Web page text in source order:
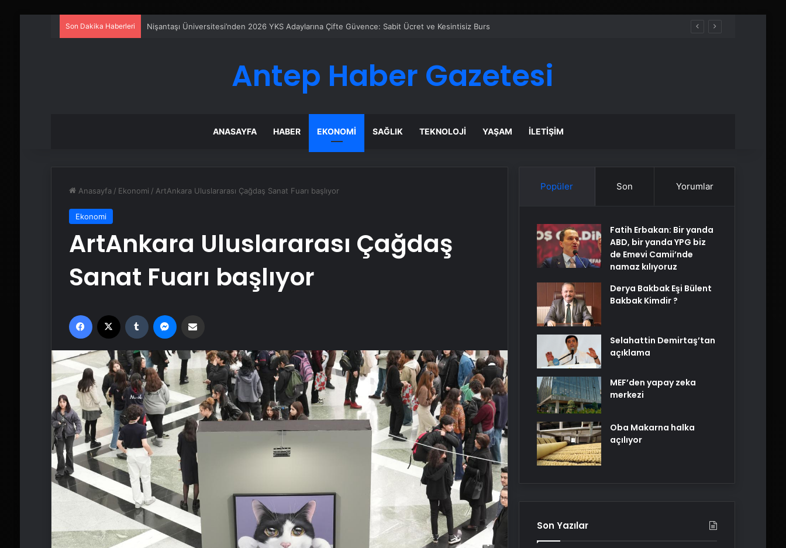
Son Dakika Haberleri Nişantaşı Üniversitesi’nden 2026 YKS Adaylarına Çifte Güvence: Sabit Ücret ve Kesintisiz Burs
Antep Haber Gazetesi
ANASAYFA HABER EKONOMI SAĞLIK TEKNOLOJI YAŞAM İLETIŞIM
Anasayfa / Ekonomi / ArtAnkara Uluslararası Çağdaş Sanat Fuarı başlıyor
Ekonomi
ArtAnkara Uluslararası Çağdaş
Sanat Fuarı başlıyor
Facebook Tumblr
Popüler Son Yorumlar
Fatih Erbakan: Bir yanda
ABD, bir yanda YPG biz
de Emevi Camii’nde
namaz kılıyoruz
Derya Bakbak Eşi Bülent
Bakbak Kimdir ?
Selahattin Demirtaş’tan
açıklama
MEF’den yapay zeka
merkezi
Oba Makarna halka
açılıyor
Son Yazılar